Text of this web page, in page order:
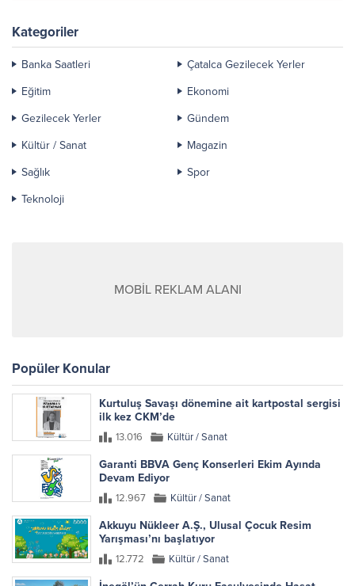
Kategoriler
Banka Saatleri
Çatalca Gezilecek Yerler
Eğitim
Ekonomi
Gezilecek Yerler
Gündem
Kültür / Sanat
Magazin
Sağlık
Spor
Teknoloji
MOBİL REKLAM ALANI
Popüler Konular
Kurtuluş Savaşı dönemine ait kartpostal sergisi
ilk kez CKM’de
13.016 Kültür / Sanat
Garanti BBVA Genç Konserleri Ekim Ayında
Devam Ediyor
12.967 Kültür / Sanat
Akkuyu Nükleer A.Ş., Ulusal Çocuk Resim
Yarışması’nı başlatıyor
12.772 Kültür / Sanat